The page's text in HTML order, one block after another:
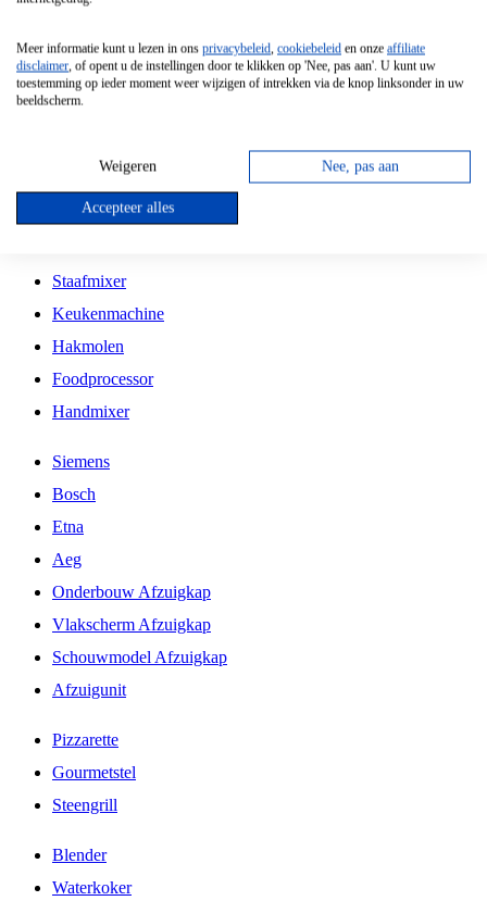
Vrijstaande Magnetron
Vrijstaande Kookplaat
Inbouw Gaskookplaat
Inbouw Keramische Kookplaat
Kookplaat Accessoires
Staafmixer
Keukenmachine
Hakmolen
Foodprocessor
Handmixer
Siemens
Bosch
Etna
Aeg
Onderbouw Afzuigkap
Vlakscherm Afzuigkap
Schouwmodel Afzuigkap
Afzuigunit
Pizzarette
Gourmetstel
Steengrill
Blender
Waterkoker
Meer informatie kunt u lezen in ons privacybeleid, cookiebeleid en onze affiliate
disclaimer, of opent u de instellingen door te klikken op 'Nee, pas aan'. U kunt uw
toestemming op ieder moment weer wijzigen of intrekken via de knop linksonder in uw
beeldscherm.
Weigeren Nee, pas aan
Accepteer alles